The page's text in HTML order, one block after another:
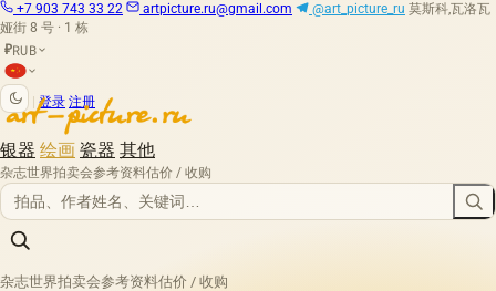
+7 903 743 33 22 artpicture.ru@gmail.com @art_picture_ru 莫斯科,瓦洛瓦
娅街 8 号 · 1 栋
₽RUB
登录 注册
银器 绘画 瓷器 其他
杂志世界拍卖会参考资料估价 / 收购
杂志世界拍卖会参考资料估价 / 收购